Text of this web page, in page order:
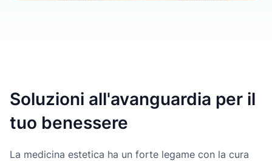
Soluzioni all'avanguardia per il
tuo benessere
La medicina estetica ha un forte legame con la cura